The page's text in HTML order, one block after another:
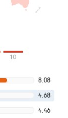
10
8.08
4.68
4.46